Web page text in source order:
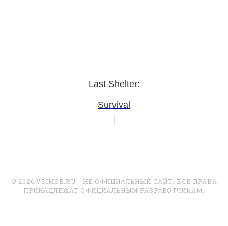
Last Shelter:
Survival
© 2026 VSIMSE.RU - НЕ ОФИЦИАЛЬНЫЙ САЙТ. ВСЕ ПРАВА
ПРИНАДЛЕЖАТ ОФИЦИАЛЬНЫМ РАЗРАБОТЧИКАМ.